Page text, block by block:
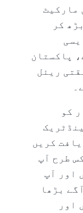
مارکیٹ
کر
پاکستان
ریئل
کو
کریں
طرح آپ
اور آپ
بڑھا
اور